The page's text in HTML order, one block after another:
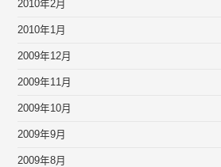
2010年2月
2010年1月
2009年12月
2009年11月
2009年10月
2009年9月
2009年8月